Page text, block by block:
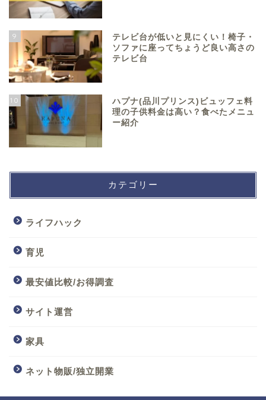
9
テレビ台が低いと見にくい！椅子・
ソファに座ってちょうど良い高さの
テレビ台
10
ハプナ(品川プリンス)ビュッフェ料
理の子供料金は高い？食べたメニュ
ー紹介
カテゴリー
ライフハック
育児
最安値比較/お得調査
サイト運営
家具
ネット物販/独立開業